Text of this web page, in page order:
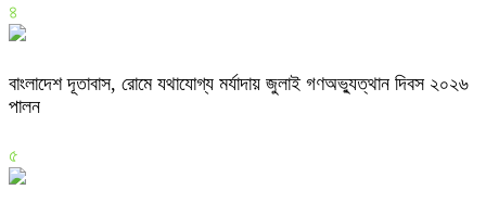
৪
বাংলাদেশ দূতাবাস, রোমে যথাযোগ্য মর্যাদায় জুলাই গণঅভ্যুত্থান দিবস ২০২৬
পালন
৫